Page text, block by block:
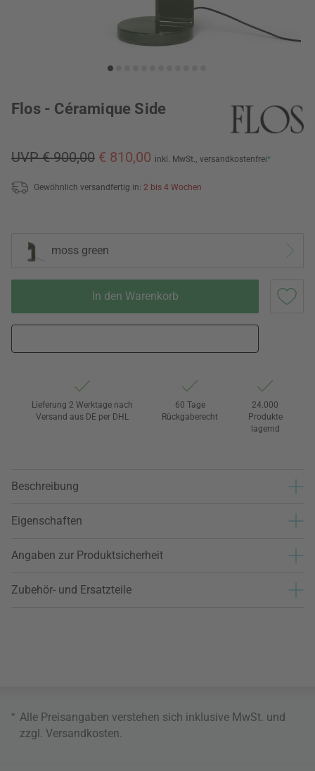
Flos - Céramique Side
UVP € 900,00 € 810,00 inkl. MwSt., versandkostenfrei*
Gewöhnlich versandfertig in: 2 bis 4 Wochen
moss green
In den Warenkorb
Lieferung 2 Werktage nach
Versand aus DE per DHL
60 Tage
Rückgaberecht
24.000
Produkte
lagernd
Beschreibung
Eigenschaften
Angaben zur Produktsicherheit
Zubehör- und Ersatzteile
* Alle Preisangaben verstehen sich inklusive MwSt. und
zzgl. Versandkosten